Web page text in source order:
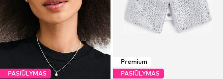
PASIŪLYMAS
Premium
PASIŪLYMAS